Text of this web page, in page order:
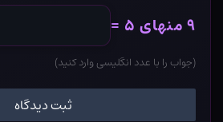
۹ منهای ۵ =
(جواب را با عدد انگلیسی وارد کنید)